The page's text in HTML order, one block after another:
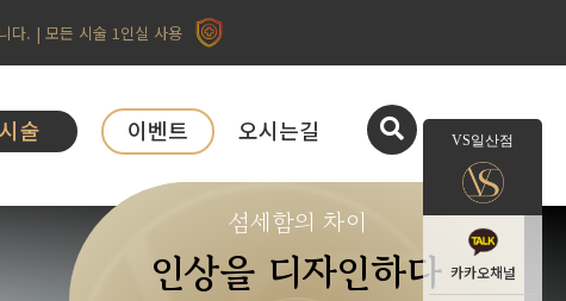
다. | 모든 시술 1인실 사용
시술 이벤트 오시는길
섬세함의 차이
인상을 디자인하다
VS일산점
카카오채널